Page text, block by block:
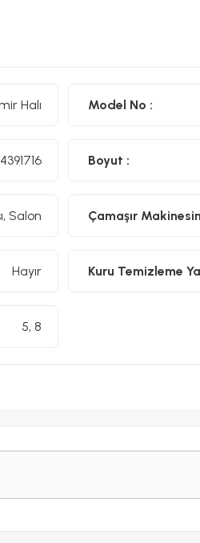
Halı Model No :
Boyut :
Salon Çamaşır
Hayır Kuru Temizleme
5, 8